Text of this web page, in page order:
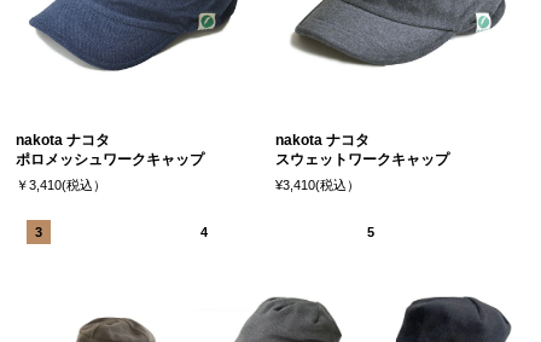
nakota ナコタ
ポロメッシュワークキャップ
￥3,410(税込）
nakota ナコタ
スウェットワークキャップ
¥3,410(税込）